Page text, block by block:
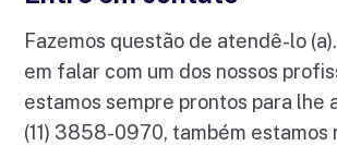
Fazemos questão de atendê-lo
em falar com um dos nossos
estamos sempre prontos para lhe
(11) 3858-0970, também estamos